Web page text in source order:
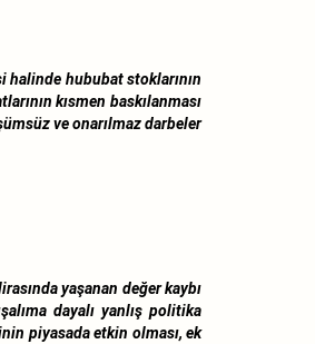
halinde hububat stoklarının
kısmen baskılanması
ve onarılmaz darbeler
yaşanan değer kaybı
dayalı yanlış politika
piyasada etkin olması, ek